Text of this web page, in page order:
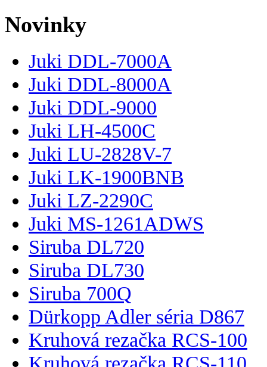
Novinky
Juki DDL-7000A
Juki DDL-8000A
Juki DDL-9000
Juki LH-4500C
Juki LU-2828V-7
Juki LK-1900BNB
Juki LZ-2290C
Juki MS-1261ADWS
Siruba DL720
Siruba DL730
Siruba 700Q
Dürkopp Adler séria D867
Kruhová rezačka RCS-100